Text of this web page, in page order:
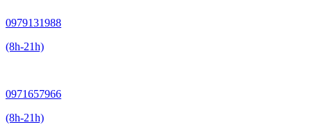
0979131988
(8h-21h)
0971657966
(8h-21h)